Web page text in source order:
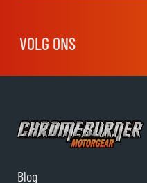
VOLG ONS
Blog